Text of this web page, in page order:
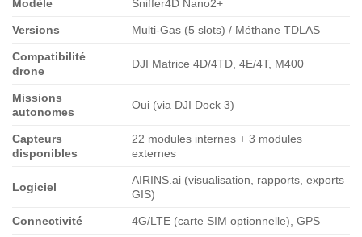
Modèle Sniffer4D Nano2+
Versions Multi-Gas (5 slots) / Méthane TDLAS
Compatibilité
drone
DJI Matrice 4D/4TD, 4E/4T, M400
Missions
autonomes
Oui (via DJI Dock 3)
Capteurs
disponibles
22 modules internes + 3 modules
externes
Logiciel
AIRINS.ai (visualisation, rapports, exports
GIS)
Connectivité 4G/LTE (carte SIM optionnelle), GPS